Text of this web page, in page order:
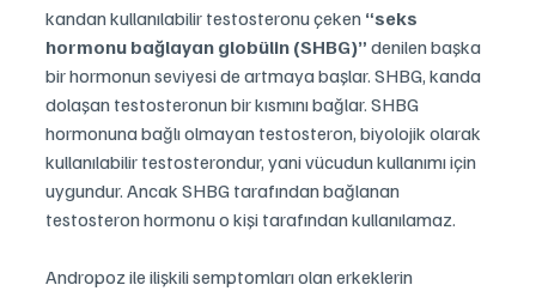
kandan kullanılabilir testosteronu çeken “seks
hormonu bağlayan globülin (SHBG)” denilen başka
bir hormonun seviyesi de artmaya başlar. SHBG, kanda
dolaşan testosteronun bir kısmını bağlar. SHBG
hormonuna bağlı olmayan testosteron, biyolojik olarak
kullanılabilir testosterondur, yani vücudun kullanımı için
uygundur. Ancak SHBG tarafından bağlanan
testosteron hormonu o kişi tarafından kullanılamaz.
Andropoz ile ilişkili semptomları olan erkeklerin